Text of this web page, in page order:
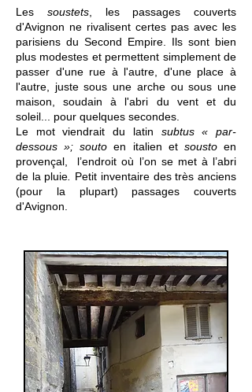
Les soustets, les passages couverts
d'Avignon ne rivalisent certes pas avec les
parisiens du Second Empire. Ils sont bien
plus modestes et permettent simplement de
passer d'une rue à l'autre, d'une place à
l'autre, juste sous une arche ou sous une
maison, soudain à l'abri du vent et du
soleil... pour quelques secondes.
Le mot viendrait du latin subtus « par-
dessous »; soutoen italien etsoustoen
provençal, l’endroit où l’on se met à l’abri
de la pluie
Petit inventaire des très anciens
(pour la plupart) passages couverts
d'Avignon.